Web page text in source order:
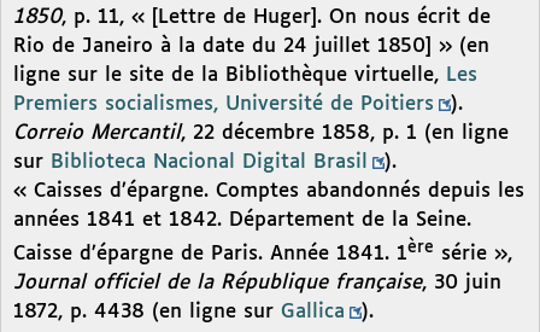
1850, p. 11, « [Lettre de Huger]. On nous écrit de
Rio de Janeiro à la date du 24 juillet 1850] » (en
ligne sur le site de la Bibliothèque virtuelle, Les
Premiers socialismes, Université de Poitiers
).
Correio Mercantil, 22 décembre 1858, p. 1 (en ligne
sur Biblioteca Nacional Digital Brasil
).
« Caisses d’épargne. Comptes abandonnés depuis les
années 1841 et 1842. Département de la Seine.
Caisse d’épargne de Paris. Année 1841. 1ère série »,
Journal officiel de la République française, 30 juin
1872, p. 4438 (en ligne sur Gallica ).